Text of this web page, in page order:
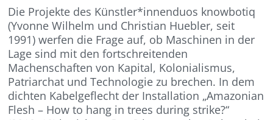
Die Projekte des Künstler*innenduos knowbotiq
(Yvonne Wilhelm und Christian Huebler, seit
1991) werfen die Frage auf, ob Maschinen in der
Lage sind mit den fortschreitenden
Machenschaften von Kapital, Kolonialismus,
Patriarchat und Technologie zu brechen. In dem
dichten Kabelgeflecht der Installation „Amazonian
Flesh – How to hang in trees during strike?“